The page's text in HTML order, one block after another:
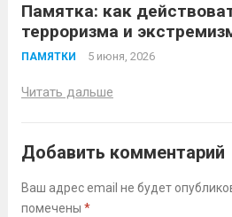
Памятка: как
терроризма и
До угрозы
ПАМЯТКИ 5 июня, 2026
Читать дальше
Добавить комментарий
Ваш адрес email не будет
помечены *